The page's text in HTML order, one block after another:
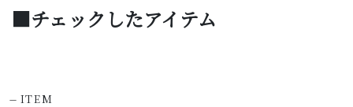
■チェックしたアイテム
-ITEM